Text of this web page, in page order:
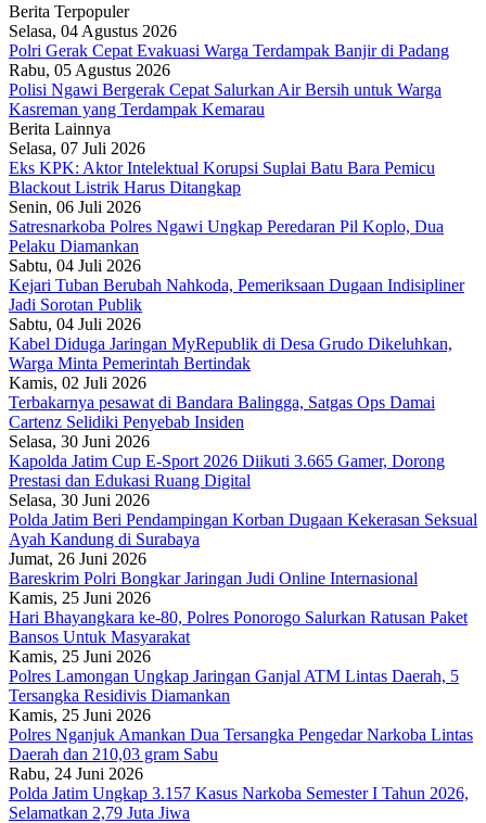
Berita Terpopuler
Selasa, 04 Agustus 2026
Polri Gerak Cepat Evakuasi Warga Terdampak Banjir di Padang
Rabu, 05 Agustus 2026
Polisi Ngawi Bergerak Cepat Salurkan Air Bersih untuk Warga
Kasreman yang Terdampak Kemarau
Berita Lainnya
Selasa, 07 Juli 2026
Eks KPK: Aktor Intelektual Korupsi Suplai Batu Bara Pemicu
Blackout Listrik Harus Ditangkap
Senin, 06 Juli 2026
Satresnarkoba Polres Ngawi Ungkap Peredaran Pil Koplo, Dua
Pelaku Diamankan
Sabtu, 04 Juli 2026
Kejari Tuban Berubah Nahkoda, Pemeriksaan Dugaan Indisipliner
Jadi Sorotan Publik
Sabtu, 04 Juli 2026
Kabel Diduga Jaringan MyRepublik di Desa Grudo Dikeluhkan,
Warga Minta Pemerintah Bertindak
Kamis, 02 Juli 2026
Terbakarnya pesawat di Bandara Balingga, Satgas Ops Damai
Cartenz Selidiki Penyebab Insiden
Selasa, 30 Juni 2026
Kapolda Jatim Cup E-Sport 2026 Diikuti 3.665 Gamer, Dorong
Prestasi dan Edukasi Ruang Digital
Selasa, 30 Juni 2026
Polda Jatim Beri Pendampingan Korban Dugaan Kekerasan Seksual
Ayah Kandung di Surabaya
Jumat, 26 Juni 2026
Bareskrim Polri Bongkar Jaringan Judi Online Internasional
Kamis, 25 Juni 2026
Hari Bhayangkara ke-80, Polres Ponorogo Salurkan Ratusan Paket
Bansos Untuk Masyarakat
Kamis, 25 Juni 2026
Polres Lamongan Ungkap Jaringan Ganjal ATM Lintas Daerah, 5
Tersangka Residivis Diamankan
Kamis, 25 Juni 2026
Polres Nganjuk Amankan Dua Tersangka Pengedar Narkoba Lintas
Daerah dan 210,03 gram Sabu
Rabu, 24 Juni 2026
Polda Jatim Ungkap 3.157 Kasus Narkoba Semester I Tahun 2026,
Selamatkan 2,79 Juta Jiwa